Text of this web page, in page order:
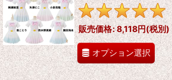
販売価格:8,118円(税別)
オプション選択